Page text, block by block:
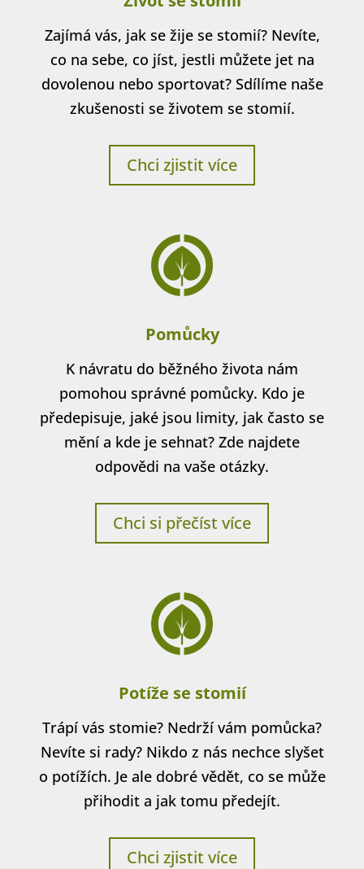
Zajímá vás, jak se žije se stomií? Nevíte,
co na sebe, co jíst, jestli můžete jet na
dovolenou nebo sportovat? Sdílíme naše
zkušenosti se životem se stomií.
Chci zjistit více
Pomůcky
K návratu do běžného života nám
pomohou správné pomůcky. Kdo je
předepisuje, jaké jsou limity, jak často se
mění a kde je sehnat? Zde najdete
odpovědi na vaše otázky.
Chci si přečíst více
Potíže se stomií
Trápí vás stomie? Nedrží vám pomůcka?
Nevíte si rady? Nikdo z nás nechce slyšet
o potížích. Je ale dobré vědět, co se může
přihodit a jak tomu předejít.
Chci zjistit více